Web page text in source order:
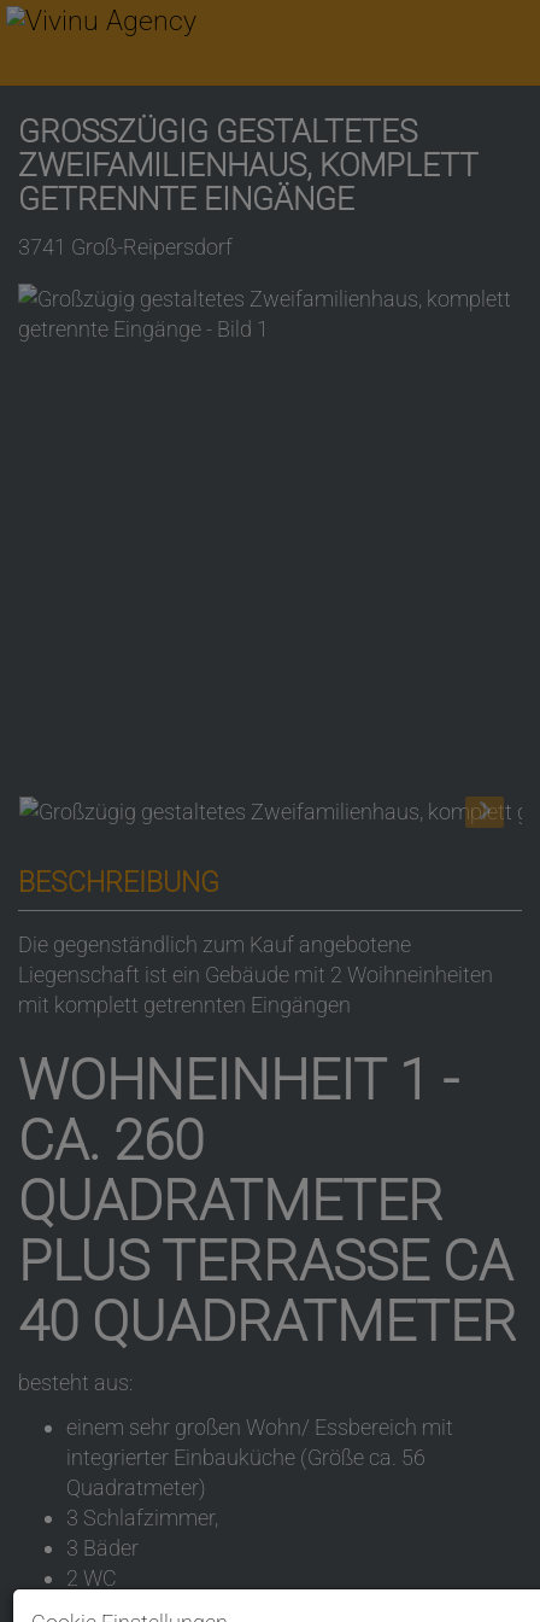
GROSSZÜGIG GESTALTETES Z
WEIFAMILIENHAUS, KOMPLETT G
ETRENNTE EINGÄNGE
3741 Groß-Reipersdorf
BESCHREIBUNG
Die gegenständlich zum Kauf angebotene
Liegenschaft ist ein Gebäude mit 2 Woihneinheiten
mit komplett getrennten Eingängen
WOHNEINHEIT 1 -
CA. 260
QUADRATMETER
PLUS TERRASSE CA
40 QUADRATMETER
besteht aus:
einem sehr großen Wohn/ Essbereich mit
integrierter Einbauküche (Größe ca. 56
Quadratmeter)
3 Schlafzimmer,
3 Bäder
2 WC
Flur,